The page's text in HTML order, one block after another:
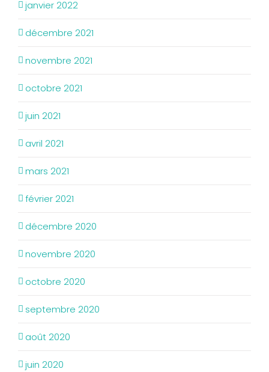
janvier 2022
décembre 2021
novembre 2021
octobre 2021
juin 2021
avril 2021
mars 2021
février 2021
décembre 2020
novembre 2020
octobre 2020
septembre 2020
août 2020
juin 2020